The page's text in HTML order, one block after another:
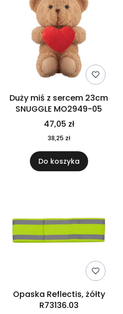
Duży miś z sercem 23cm
SNUGGLE MO2949-05
47,05 zł
38,25 zł
Do koszyka
Opaska Reflectis, żółty
R73136.03